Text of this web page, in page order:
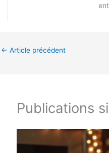
← Article précédent
Publications